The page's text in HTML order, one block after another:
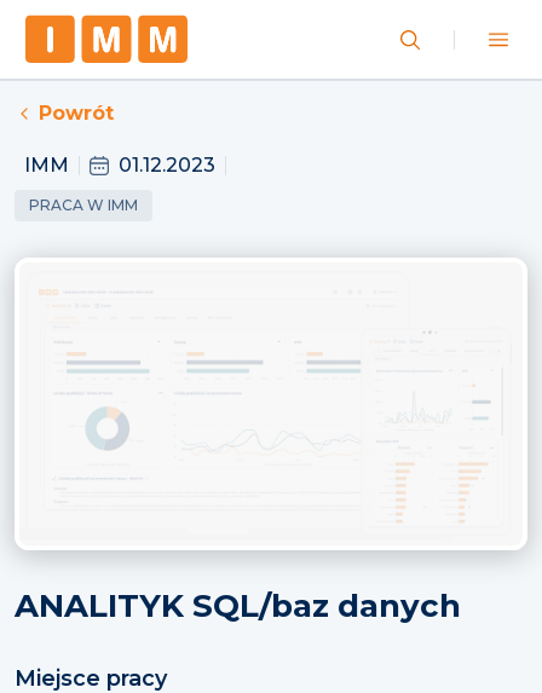
Powrót
IMM 01.12.2023
PRACA W IMM
ANALITYK SQL/baz danych
Miejsce pracy